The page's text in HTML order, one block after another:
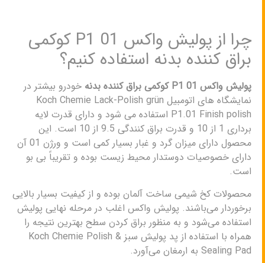
چرا از پولیش واکس P1 01 کوکمی
براق کننده بدنه استفاده کنیم؟
پولیش واکس P1 01 کوکمی براق کننده بدنه
خودرو بیشتر در
نمایشگاه‌ های اتومبیل Koch Chemie Lack-Polish grün
P1.01 Finish polish استفاده می شود و دارای قدرت لایه
برداری 1 از 10 و قدرت براق کنندگی 9.5 از 10 است. این
محصول دارای میزان گرد و غبار بسیار کمی است و ورژن 01 آن
دارای خصوصیات دوستدار محیط زیست بوده و تقریباً بی بو
است.
محصولات کخ شیمی ساخت آلمان بوده و از کیفیت بسیار بالایی
برخوردار می‌باشند. پولیش واکس اغلب در مرحله نهایی پولیش
استفاده می‌شود و به منظور براق کردن سطح بهترین نتیجه را
همراه با استفاده از پد پولیش سبز Koch Chemie Polish &
Sealing Pad به ارمغان می‌آورد.